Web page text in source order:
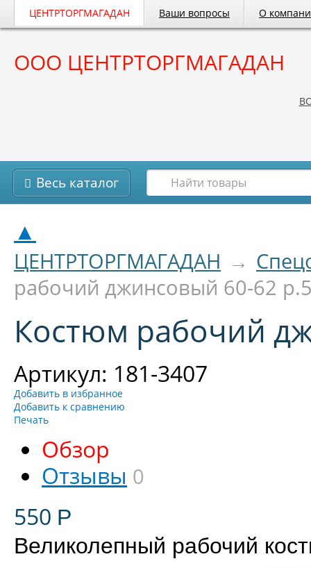
ЦЕНТРТОРГМАГАДАН Ваши вопросы О
ООО ЦЕНТРТОРГМАГАДАН
Весь каталог
▲
ЦЕНТРТОРГМАГАДАН →
рабочий джинсовый 60-62
Костюм рабочий
Артикул: 181-3407
Добавить в избранное
Добавить к сравнению
Печать
Обзор
Отзывы 0
550 Р
Великолепный рабочий